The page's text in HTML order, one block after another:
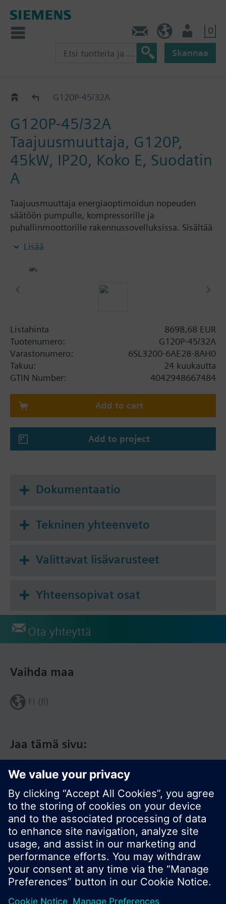
0
Skannaa
G120P..AE..A..
G120P-45/32A
G120P-45/32A
Taajuusmuuttaja, G120P,
45kW, IP20, Koko E, Suodatin
A
Taajuusmuuttaja energiaoptimoidun nopeuden
säätöön pumpulle, kompressorille ja
puhallinmoottorille rakennussovelluksissa. Sisältää
Unit CU230P-2-BT.
Lisätietoa
When using a screening kit for the Power Module
mm, and with an IOP 20 mm.
Lisää
Listahinta
8698,68 EUR
Tuotenumero:
G120P-45/32A
Varastonumero:
6SL3200-6AE28-8AH0
Takuu:
24 kuukautta
GTIN Number:
4042948667484
Add to cart
Add to project
Dokumentaatio
Tekninen yhteenveto
Valittavat lisävarusteet
Yhteensopivat osat
Ota yhteyttä
Jaa tämä sivu:
Vaihda maa
FI (fi)
© Siemens Switzerland Ltd. 2017